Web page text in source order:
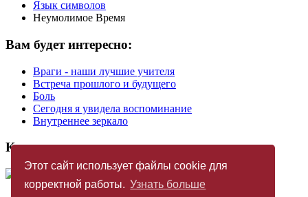
Этот сайт использует файлы cookie для
корректной работы. Узнать больше
Язык символов
Неумолимое Время
Вам будет интересно:
Враги - наши лучшие учителя
Встреча прошлого и будущего
Боль
Сегодня я увидела воспоминание
Внутреннее зеркало
Купить журнал